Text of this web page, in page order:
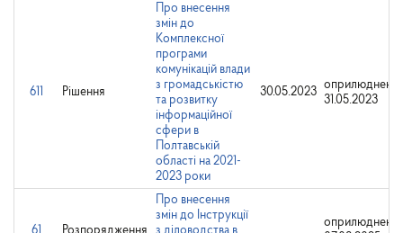
611 Рішення
Про внесення
змін до
Комплексної
програми
комунікацій влади
з громадськістю
та розвитку
інформаційної
сфери в
Полтавській
області на 2021-
2023 роки
30.05.2023
оприлюднено:
31.05.2023
Про внесення
змін до Інструкції
оприлюднено: